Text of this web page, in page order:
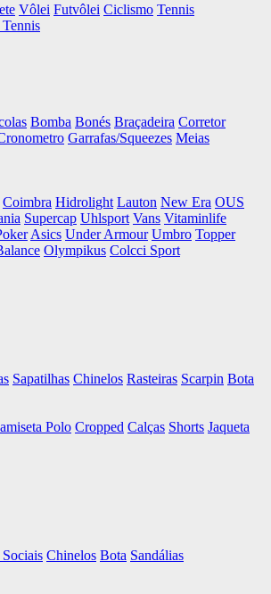
Vôlei Futvôlei Ciclismo Tennis
Bomba Bonés Braçadeira Corretor
Garrafas/Squeezes Meias
Coimbra Hidrolight Lauton New Era OUS
Supercap Uhlsport Vans Vitaminlife
Asics Under Armour Umbro Topper
Olympikus Colcci Sport
Sapatilhas Chinelos Rasteiras Scarpin Bota
Polo Cropped Calças Shorts Jaqueta
Sociais Chinelos Bota Sandálias